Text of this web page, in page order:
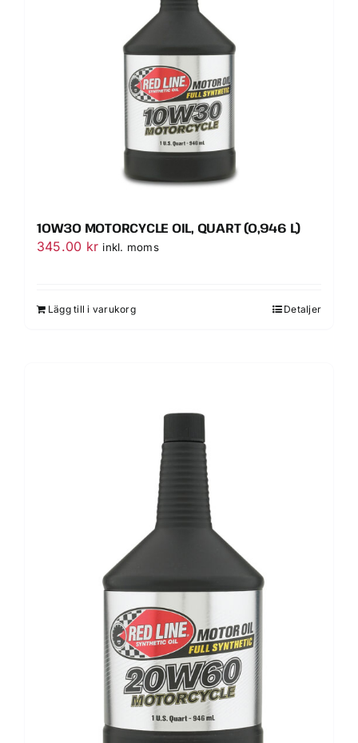
10W30 MOTORCYCLE OIL, QUART (0,946 L)
345.00 kr inkl. moms
Lägg till i varukorg Detaljer